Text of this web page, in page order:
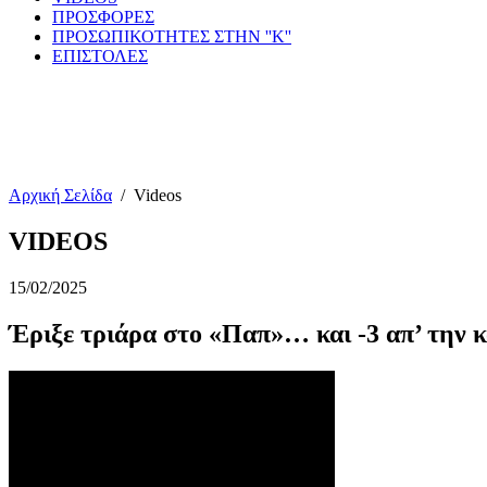
ΠΡΟΣΦΟΡΕΣ
ΠΡΟΣΩΠΙΚΟΤΗΤΕΣ ΣΤΗΝ ''Κ''
ΕΠΙΣΤΟΛΕΣ
Αρχική Σελίδα / Videos
VIDEOS
15/02/2025
Έριξε τριάρα στο «Παπ»… και -3 απ’ την